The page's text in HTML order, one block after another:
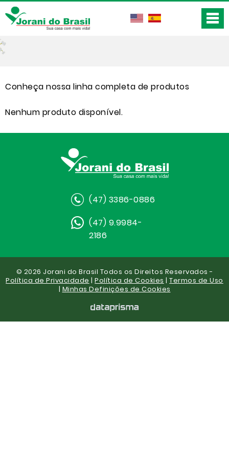
Conheça nossa linha completa de produtos
Nenhum produto disponível.
(47) 3386-0886
(47) 9.9984-
2186
© 2026 Jorani do Brasil Todos os Direitos Reservados -
Política de Privacidade |Política de Cookies |Termos de Uso
| Minhas Definições de Cookies